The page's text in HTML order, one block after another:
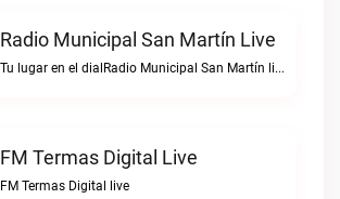
Radio Municipal San Martín Live
Tu lugar en el dialRadio Municipal San Martín live
FM Termas Digital Live
FM Termas Digital live